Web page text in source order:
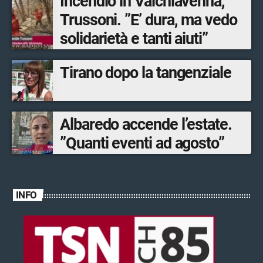
Trussoni. ”E’ dura, ma vedo
solidarietà e tanti aiuti”
Tirano dopo la tangenziale
Albaredo accende l’estate.
”Quanti eventi ad agosto”
INFO